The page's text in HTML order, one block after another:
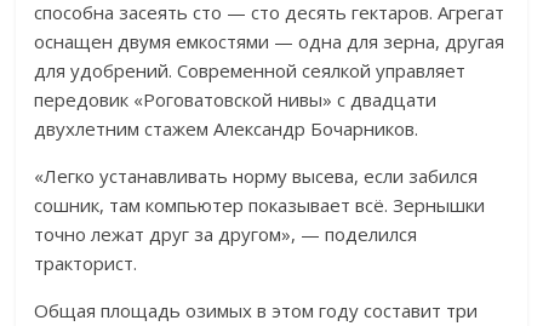
способна засеять сто — сто десять гектаров. Агрегат
оснащен двумя емкостями — одна для зерна, другая
для удобрений. Современной сеялкой управляет
передовик «Роговатовской нивы» с двадцати
двухлетним стажем Александр Бочарников.
«Легко устанавливать норму высева, если забился
сошник, там компьютер показывает всё. Зернышки
точно лежат друг за другом», — поделился
тракторист.
Общая площадь озимых в этом году составит три